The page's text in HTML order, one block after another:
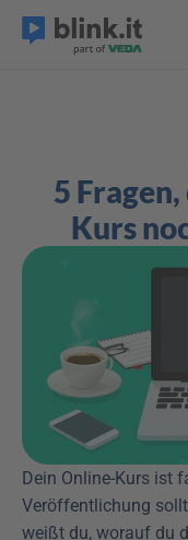
5
Kurs
Dein Online-Kurs ist
Veröffentlichung
weißt du, worauf du